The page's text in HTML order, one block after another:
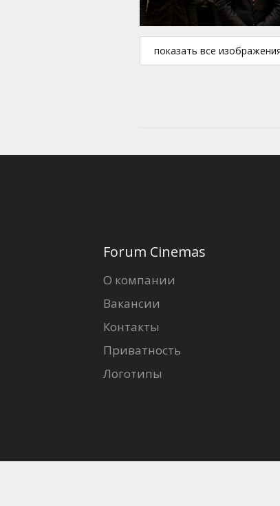
показать все
Forum Cinemas
О компании
Вакансии
Контакты
Приватность
Логотипы